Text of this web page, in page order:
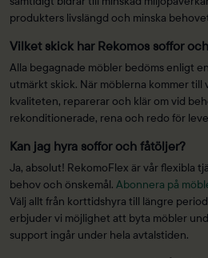
produkters livslängd och minska
Vilket skick har Rekomos soffor
Alla begagnade möbler bedöms enligt
utmärkt skick. När möblerna kommer till
kvaliteten, reparerar och klär om vid
rekonditionerade, rena och redo för
Kan jag hyra soffor och fåtöljer?
Ja, absolut! RekomoFlex är vår flexibla
behov och önskemål. Abonnera på
Välj allt från korttidshyra till längre
erbjuder vi möjlighet att byta möbler
support ingår under hela avtalstiden.